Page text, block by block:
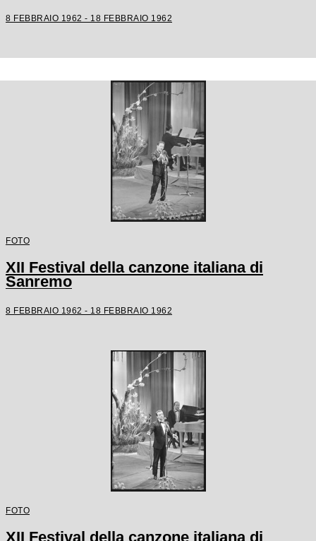
8 FEBBRAIO 1962 - 18 FEBBRAIO 1962
FOTO
XII Festival della canzone italiana di
Sanremo
8 FEBBRAIO 1962 - 18 FEBBRAIO 1962
FOTO
XII Festival della canzone italiana di